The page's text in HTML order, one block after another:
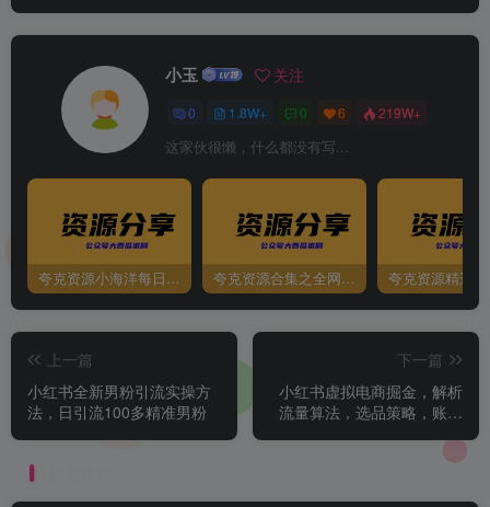
小玉 关注
0 1.8W+ 0 6 219W+
这家伙很懒，什么都没有写...
夸克资源小海洋每日更新资源大汇总（持续更新） 夸克资源合集之全网影视 夸克资源精选
上一篇
小红书全新男粉引流实操方
法，日引流100多精准男粉
下一篇
小红书虚拟电商掘金，解析
流量算法，选品策略，账号